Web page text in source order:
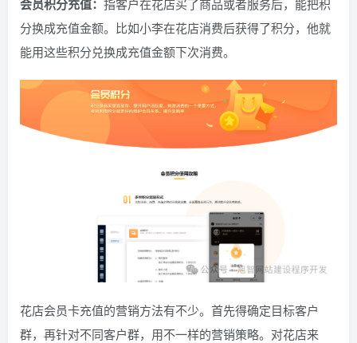
会员积分充值： 指客户在花店买了商品或者服务后，能把积
分换成充值金额。比如小李在花店消费后获得了积分，他就
能用这些积分兑换成充值金额下次消费。
花店会员卡充值的营销方法有不少。首先得确定目标客户
群，再针对不同客户群，用不一样的营销策略。对花店来